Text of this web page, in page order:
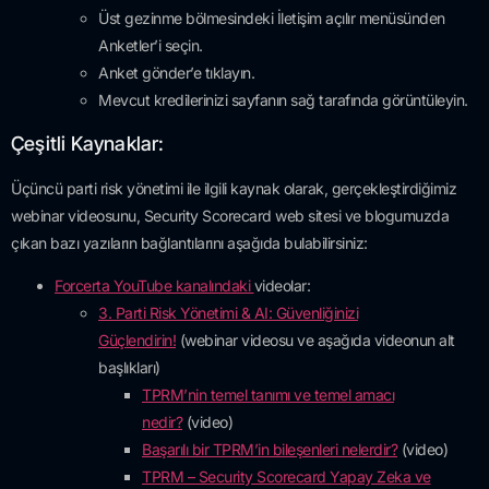
Üst gezinme bölmesindeki İletişim açılır menüsünden
Anketler’i seçin.
Anket gönder’e tıklayın.
Mevcut kredilerinizi sayfanın sağ tarafında görüntüleyin.
Çeşitli Kaynaklar:
Üçüncü parti risk yönetimi ile ilgili kaynak olarak, gerçekleştirdiğimiz
webinar videosunu, Security Scorecard web sitesi ve blogumuzda
çıkan bazı yazıların bağlantılarını aşağıda bulabilirsiniz:
Forcerta YouTube kanalındakivideolar:
3. Parti Risk Yönetimi & AI: Güvenliğinizi
Güçlendirin! (webinar videosu ve aşağıda videonun alt
başlıkları)
TPRM’nin temel tanımı ve temel amacı
nedir?(video)
Başarılı bir TPRM’in bileşenleri nelerdir?(video)
TPRM – Security Scorecard Yapay Zeka ve